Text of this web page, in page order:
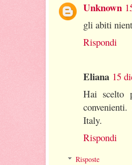
Unknown
gli abiti
Rispondi
Eliana 15
Hai scelto
Italy.
Rispondi
Risposte